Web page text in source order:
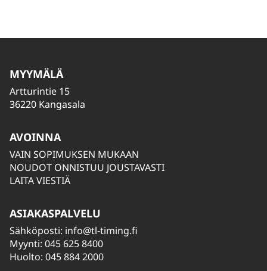
MYYMÄLÄ
Artturintie 15
36220 Kangasala
AVOINNA
VAIN SOPIMUKSEN MUKAAN
NOUDOT ONNISTUU JOUSTAVASTI
LAITA VIESTIÄ
ASIAKASPALVELU
Sähköposti: info@tl-timing.fi
Myynti: 045 625 8400
Huolto: 045 884 2000